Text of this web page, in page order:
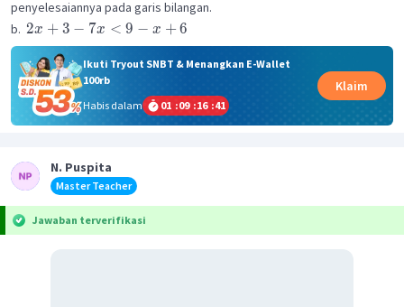
penyelesaiannya pada garis bilangan.
b. 2x + 3 − 7x < 9 − x +6
Ikuti Tryout SNBT & Menangkan E-Wallet
100rb
Habis dalam
01 :09 :16 :41
Klaim
N. Puspita
Master Teacher
Jawaban terverifikasi